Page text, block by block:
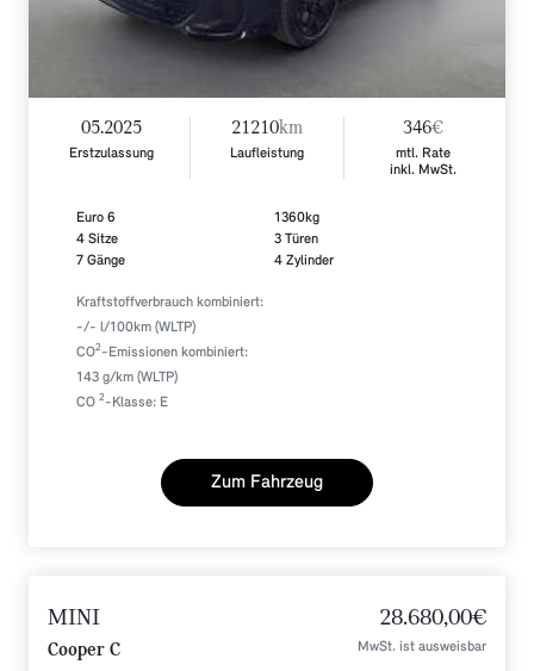
05.2025
Erstzulassung
21210km
Laufleistung
346€
mtl. Rate
inkl. MwSt.
Euro 6
4 Sitze
7 Gänge
1360kg
3 Türen
4 Zylinder
Kraftstoffverbrauch kombiniert:
-/- l/100km (WLTP)
CO2-Emissionen kombiniert:
143 g/km (WLTP)
CO 2-Klasse: E
Zum Fahrzeug
MINI
Cooper C
28.680,00€
MwSt. ist ausweisbar